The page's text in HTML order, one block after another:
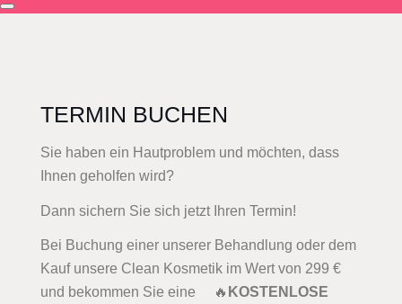
TERMIN BUCHEN
Sie haben ein Hautproblem und möchten, dass
Ihnen geholfen wird?
Dann sichern Sie sich jetzt Ihren Termin!
Bei Buchung einer unserer Behandlung oder dem
Kauf unsere Clean Kosmetik im Wert von 299 €
und bekommen Sie eine 🔥 KOSTENLOSE